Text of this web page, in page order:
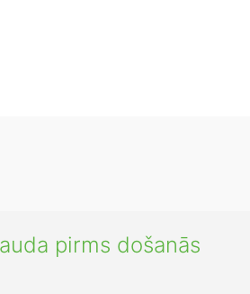
pirms došanās